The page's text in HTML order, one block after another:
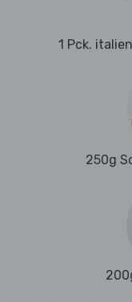
1 Pck.
250g